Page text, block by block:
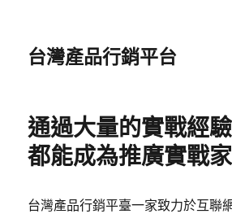
台灣產品行銷平台
通過大量的實戰經
都能成為推廣實戰家
台灣產品行銷平臺一家致力於互聯